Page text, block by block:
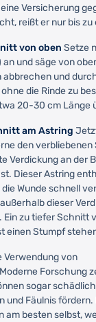
Versicherung
reißt er nur bis zu
von oben Setze
und säge von
abbrechen und
die Rinde zu
20-30 cm Länge
am Astring
den verbliebenen
Verdickung an der
Dieser Astring
Wunde schnell
dieser
Ein zu tiefer Schnitt
einen Stumpf
Verwendung von
Forschung
sogar
und Fäulnis fördern.
am besten selbst,